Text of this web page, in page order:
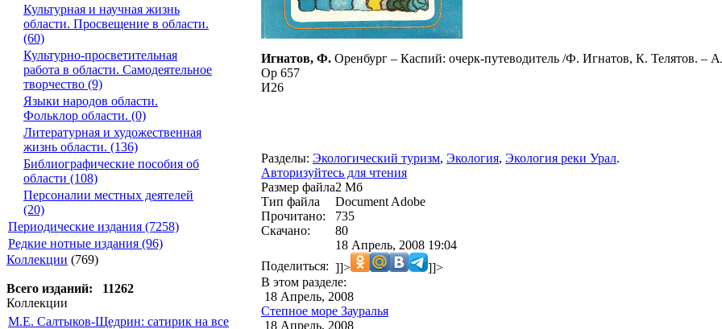
Культурная и научная жизнь
области. Просвещение в области.
(60)
Культурно-просветительная
работа в области. Самодеятельное
творчество (9)
Языки народов области.
Фольклор области. (0)
Литературная и художественная
жизнь области. (136)
Библиографические пособия об
области (108)
Персоналии местных деятелей
(20)
Периодические издания (7258)
Редкие нотные издания (96)
Коллекции (769)
Всего изданий: 11262
Коллекции
М.Е. Салтыков-Щедрин: сатирик на все
Игнатов, Ф. Оренбург – Каспий: очерк-путеводитель /Ф. Игнатов, К. Телятов. –
Ор 657
И26
Разделы: Экологический туризм, Экология, Экология реки Урал.
Авторизуйтесь для чтения
Размер файла2 Mб
Тип файла
Document Adobe
Прочитано:
735
Скачано:
80
18 Апрель, 2008 19:04
Поделиться: ]]>
]]>
В этом разделе:
18 Апрель, 2008
Степное море Зауралья
18 Апрель, 2008